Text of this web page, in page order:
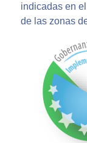
indicadas en
de las zonas